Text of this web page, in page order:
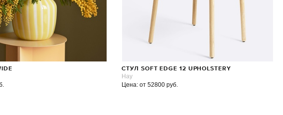
СТУЛ SOFT EDGE 12 UPHOLSTERY
Hay
Цена: от 52800 руб.